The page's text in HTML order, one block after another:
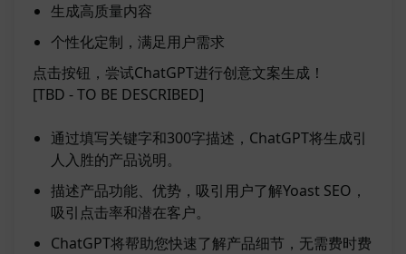
生成高质量内容
个性化定制，满足用户需求
点击按钮，尝试ChatGPT进行创意文案生成！
[TBD - TO BE DESCRIBED]
通过填写关键字和300字描述，ChatGPT将生成引
人入胜的产品说明。
描述产品功能、优势，吸引用户了解Yoast SEO，
吸引点击率和潜在客户。
ChatGPT将帮助您快速了解产品细节，无需费时费